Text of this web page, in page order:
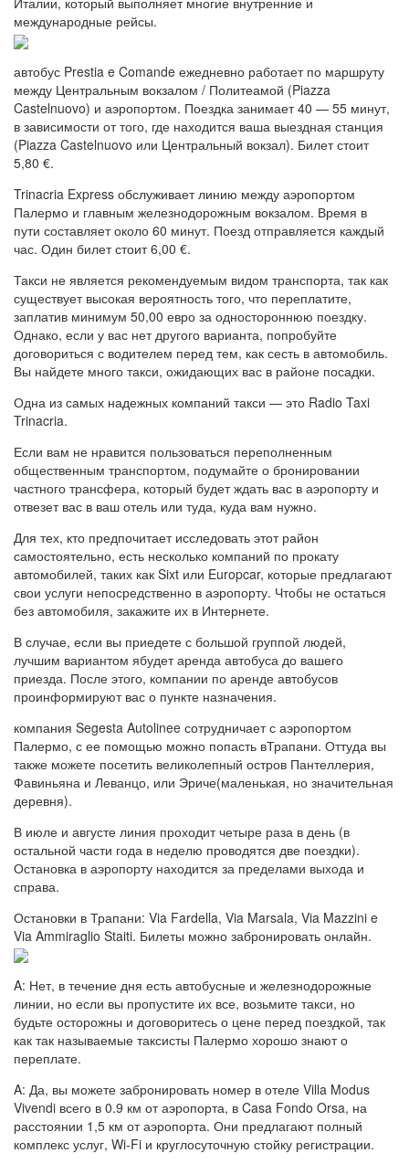
международные рейсы.
автобус Prestia e Comande ежедневно работает по маршруту
между Центральным вокзалом / Политеамой (Piazza
Castelnuovo) и аэропортом. Поездка занимает 40 — 55 минут,
в зависимости от того, где находится ваша выездная станция
(Piazza Castelnuovo или Центральный вокзал). Билет стоит
5,80 €.
Trinacria Express обслуживает линию между аэропортом
Палермо и главным железнодорожным вокзалом. Время в
пути составляет около 60 минут. Поезд отправляется каждый
час. Один билет стоит 6,00 €.
Такси не является рекомендуемым видом транспорта, так как
существует высокая вероятность того, что переплатите,
заплатив минимум 50,00 евро за одностороннюю поездку.
Однако, если у вас нет другого варианта, попробуйте
договориться с водителем перед тем, как сесть в автомобиль.
Вы найдете много такси, ожидающих вас в районе посадки.
Одна из самых надежных компаний такси — это Radio Taxi
Trinacria.
Если вам не нравится пользоваться переполненным
общественным транспортом, подумайте о бронировании
частного трансфера, который будет ждать вас в аэропорту и
отвезет вас в ваш отель или туда, куда вам нужно.
Для тех, кто предпочитает исследовать этот район
самостоятельно, есть несколько компаний по прокату
автомобилей, таких как Sixt или Europcar, которые предлагают
свои услуги непосредственно в аэропорту. Чтобы не остаться
без автомобиля, закажите их в Интернете.
В случае, если вы приедете с большой группой людей,
лучшим вариантом ябудет аренда автобуса до вашего
приезда. После этого, компании по аренде автобусов
проинформируют вас о пункте назначения.
компания Segesta Autolinee сотрудничает с аэропортом
Палермо, с ее помощью можно попасть вТрапани. Оттуда вы
также можете посетить великолепный остров Пантеллерия,
Фавиньяна и Леванцо, или Эриче(маленькая, но значительная
деревня).
В июле и августе линия проходит четыре раза в день (в
остальной части года в неделю проводятся две поездки).
Остановка в аэропорту находится за пределами выхода и
справа.
Остановки в Трапани: Via Fardella, Via Marsala, Via Mazzini e
Via Ammiraglio Staiti. Билеты можно забронировать онлайн.
A: Нет, в течение дня есть автобусные и железнодорожные
линии, но если вы пропустите их все, возьмите такси, но
будьте осторожны и договоритесь о цене перед поездкой, так
как так называемые таксисты Палермо хорошо знают о
переплате.
A: Да, вы можете забронировать номер в отеле Villa Modus
Vivendi всего в 0.9 км от аэропорта, в Casa Fondo Orsa, на
расстоянии 1,5 км от аэропорта. Они предлагают полный
комплекс услуг, Wi-Fi и круглосуточную стойку регистрации.